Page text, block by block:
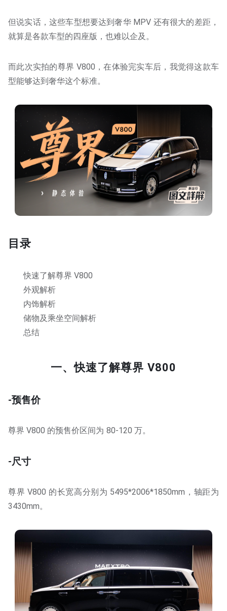
但说实话，这些车型想要达到奢华 MPV 还有很大的差距，
就算是各款车型的四座版，也难以企及。
而此次实拍的尊界 V800，在体验完实车后，我觉得这款车
型能够达到奢华这个标准。
目录
快速了解尊界 V800
外观解析
内饰解析
储物及乘坐空间解析
总结
一、快速了解尊界 V800
-预售价
尊界 V800 的预售价区间为 80-120 万。
-尺寸
尊界 V800 的长宽高分别为 5495*2006*1850mm，轴距为
3430mm。